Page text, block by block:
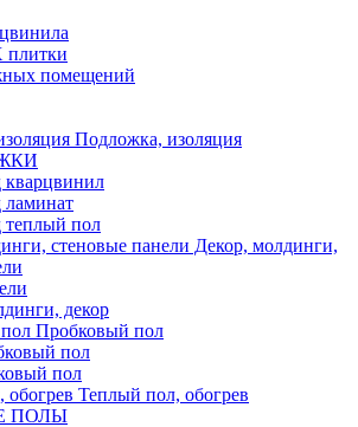
помещений
Подложка, изоляция
пол
Декор, молдинги,
декор
Пробковый пол
пол
пол
Теплый пол, обогрев
ПОЛЫ